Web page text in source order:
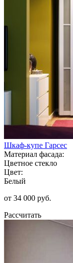
Шкаф-купе Гарсес
Материал фасада:
Цветное стекло
Цвет:
Белый
от 34 000 руб.
Рассчитать